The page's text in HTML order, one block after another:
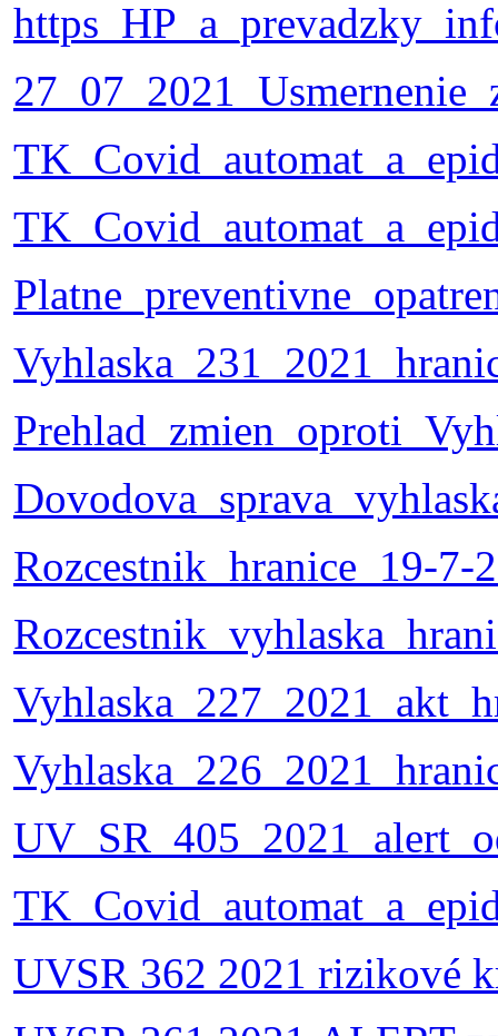
Rozcestnik_hranice_19-7-
UVSR 362 2021 rizikové